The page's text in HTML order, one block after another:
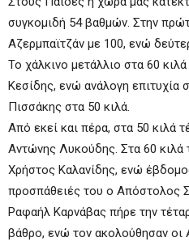
συγκομιδή 54 βαθμών. Στην
Αζερμπαϊτζάν με 100, ενώ
Το χάλκινο μετάλλιο στα 60
Κεσίδης, ενώ ανάλογη επιτυχία
Πισσάκης στα 50 κιλά.
Από εκεί και πέρα, στα 50 κιλά
Αντώνης Λυκούδης. Στα 60 κιλά
Χρήστος Καλανίδης, ενώ
προσπάθειές του ο Απόστολος
Ραφαήλ Καρνάβας πήρε την
βάθρο, ενώ τον ακολούθησαν οι